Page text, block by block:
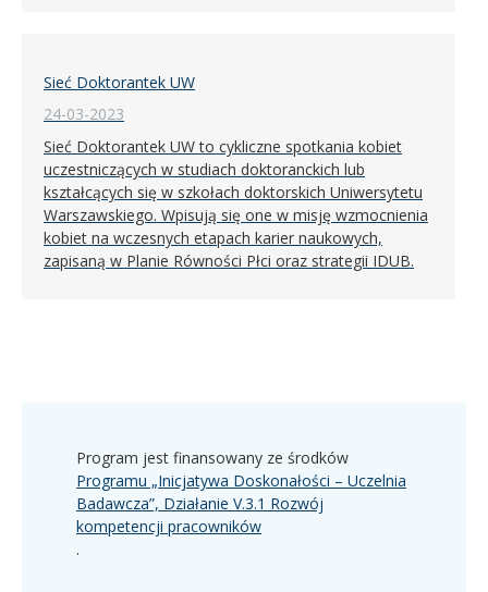
Sieć Doktorantek UW
24-03-2023
Sieć Doktorantek UW to cykliczne spotkania kobiet
uczestniczących w studiach doktoranckich lub
kształcących się w szkołach doktorskich Uniwersytetu
Warszawskiego. Wpisują się one w misję wzmocnienia
kobiet na wczesnych etapach karier naukowych,
zapisaną w Planie Równości Płci oraz strategii IDUB.
Program jest finansowany ze środków
Programu „Inicjatywa Doskonałości – Uczelnia
Badawcza”, Działanie V.3.1 Rozwój
kompetencji pracowników
.